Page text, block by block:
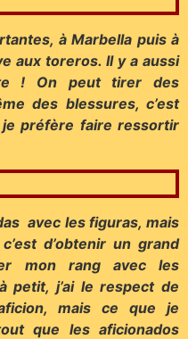
à Marbella puis à
aux toreros. Il y a aussi
! On peut tirer des
des blessures, c’est
préfère faire ressortir
avec les figuras, mais
d’obtenir un grand
mon rang avec les
petit, j’ai le respect de
mais ce que je
que les aficionados